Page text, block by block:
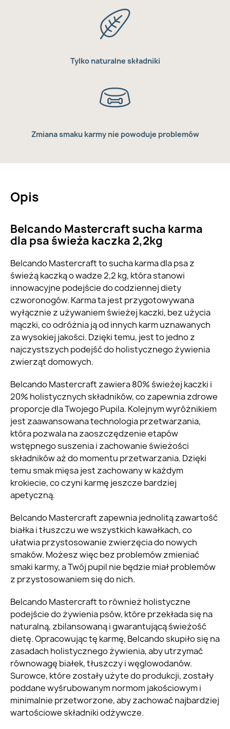
Tylko naturalne składniki
Zmiana smaku karmy nie powoduje problemów
Opis
Belcando Mastercraft sucha karma
dla psa świeża kaczka 2,2kg
Belcando Mastercraft to sucha karma dla psa z
świeżą kaczką o wadze 2,2 kg, która stanowi
innowacyjne podejście do codziennej diety
czworonogów. Karma ta jest przygotowywana
wyłącznie z używaniem świeżej kaczki, bez użycia
mączki, co odróżnia ją od innych karm uznawanych
za wysokiej jakości. Dzięki temu, jest to jedno z
najczystszych podejść do holistycznego żywienia
zwierząt domowych.
Belcando Mastercraft zawiera 80% świeżej kaczki i
20% holistycznych składników, co zapewnia zdrowe
proporcje dla Twojego Pupila. Kolejnym wyróżnikiem
jest zaawansowana technologia przetwarzania,
która pozwala na zaoszczędzenie etapów
wstępnego suszenia i zachowanie świeżości
składników aż do momentu przetwarzania. Dzięki
temu smak mięsa jest zachowany w każdym
krokiecie, co czyni karmę jeszcze bardziej
apetyczną.
Belcando Mastercraft zapewnia jednolitą zawartość
białka i tłuszczu we wszystkich kawałkach, co
ułatwia przystosowanie zwierzęcia do nowych
smaków. Możesz więc bez problemów zmieniać
smaki karmy, a Twój pupil nie będzie miał problemów
z przystosowaniem się do nich.
Belcando Mastercraft to również holistyczne
podejście do żywienia psów, które przekłada się na
naturalną, zbilansowaną i gwarantującą świeżość
dietę. Opracowując tę karmę, Belcando skupiło się na
zasadach holistycznego żywienia, aby utrzymać
równowagę białek, tłuszczy i węglowodanów.
Surowce, które zostały użyte do produkcji, zostały
poddane wyśrubowanym normom jakościowym i
minimalnie przetworzone, aby zachować najbardziej
wartościowe składniki odżywcze.